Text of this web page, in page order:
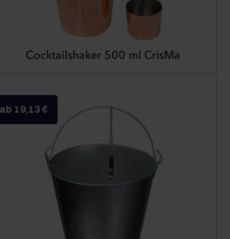
Cocktailshaker 500 ml CrisMa
ab 19,13 €